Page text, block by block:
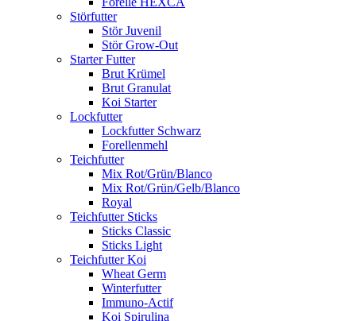
Störfutter
Stör Juvenil
Stör Grow-Out
Starter Futter
Brut Krümel
Brut Granulat
Koi Starter
Lockfutter
Lockfutter Schwarz
Forellenmehl
Teichfutter
Mix Rot/Grün/Blanco
Mix Rot/Grün/Gelb/Blanco
Royal
Teichfutter Sticks
Sticks Classic
Sticks Light
Teichfutter Koi
Wheat Germ
Winterfutter
Immuno-Actif
Koi Spirulina